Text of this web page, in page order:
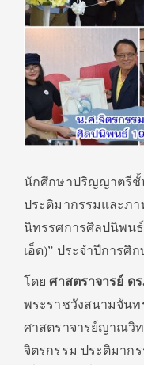
นักศึกษาปริญญาตรีชั้
ประติมากรรมและภ
นิทรรศการศิลปนิพนธ์
เอ็ด)” ประจำปีการศึก
โดยศาสตราจารย์ ด
พระราชวังสนามจันท
ศาสตราจารย์ญาณวิ
จิตรกรรม ประติมาก